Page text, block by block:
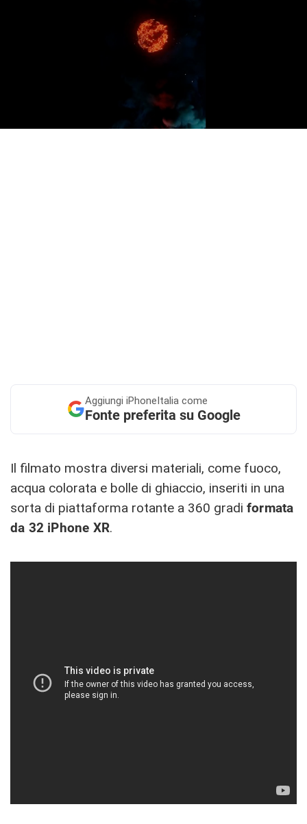
Aggiungi iPhoneItalia come
Fonte preferita su Google
Il filmato mostra diversi materiali, come fuoco,
acqua colorata e bolle di ghiaccio, inseriti in una
sorta di piattaforma rotante a 360 gradi formata
da 32 iPhone XR.